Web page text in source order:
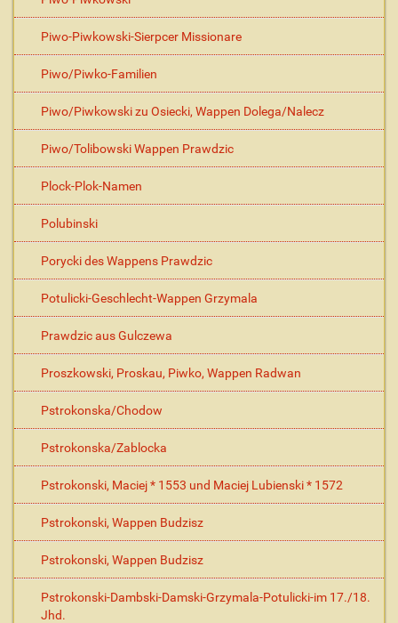
Piwo-Piwkowski-Sierpcer Missionare
Piwo/Piwko-Familien
Piwo/Piwkowski zu Osiecki, Wappen Dolega/Nalecz
Piwo/Tolibowski Wappen Prawdzic
Plock-Plok-Namen
Polubinski
Porycki des Wappens Prawdzic
Potulicki-Geschlecht-Wappen Grzymala
Prawdzic aus Gulczewa
Proszkowski, Proskau, Piwko, Wappen Radwan
Pstrokonska/Chodow
Pstrokonska/Zablocka
Pstrokonski, Maciej * 1553 und Maciej Lubienski * 1572
Pstrokonski, Wappen Budzisz
Pstrokonski, Wappen Budzisz
Pstrokonski-Dambski-Damski-Grzymala-Potulicki-im 17./18.
Jhd.